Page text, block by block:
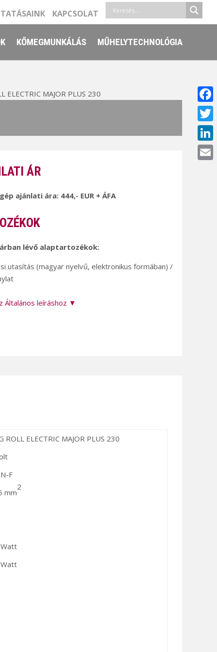
KAPCSOLAT
KŐMEGMUNKÁLÁS MŰHELYTECHNOLÓGIA
ELECTRIC MAJOR PLUS 230
ÁR
ajánlati ára: 444,- EUR + ÁFA
lévő alaptartozékok:
utasítás (magyar nyelvű, elektronikus formában) /
Általános leíráshoz ▼
ROLL ELECTRIC MAJOR PLUS 230
F
mm
2